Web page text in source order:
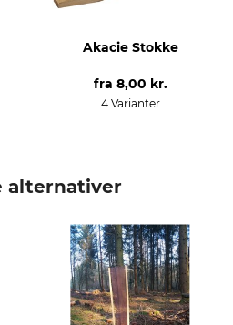
Akacie Stokke
fra 8,00 kr.
4 Varianter
alternativer